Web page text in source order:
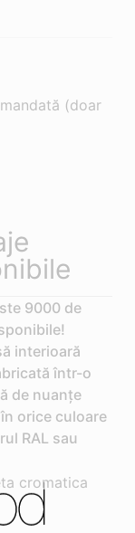
(doar
9000 de
interioară
într-o
de nuanțe
orice culoare
RAL sau